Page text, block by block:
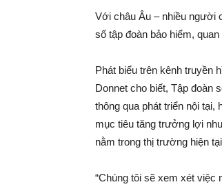
Với châu Âu – nhiều người
số tập đoàn bảo hiểm,
Phát biểu trên kênh truyền
Donnet cho biết, Tập đoàn
thông qua phát triển nội
mục tiêu tăng trưởng lợi
nằm trong thị trường hiện
“Chúng tôi sẽ xem xét việc